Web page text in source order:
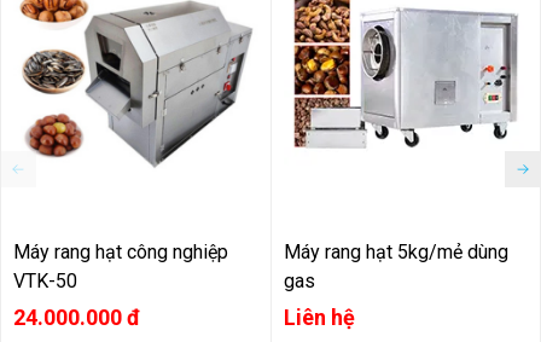
Máy rang hạt công nghiệp
VTK-50
24.000.000 đ
Máy rang hạt 5kg/mẻ dùng
gas
Liên hệ